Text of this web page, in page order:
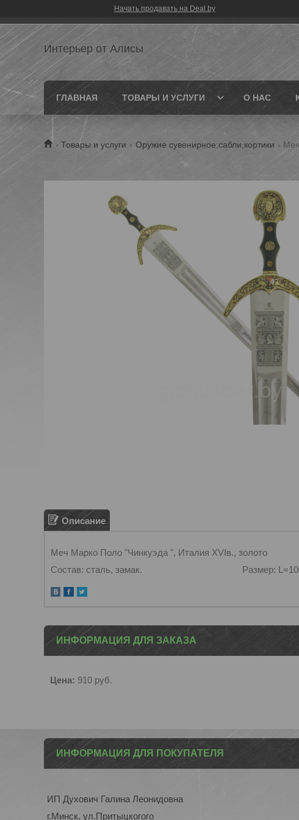
Начать продавать на Deal.by
Интерьер от Алисы
ГЛАВНАЯ ТОВАРЫ И УСЛУГИ О НАС
Товары и услуги Оружие сувенирное:сабли,кортики
Описание
Меч Марко Поло "Чинкуэда ", Италия XVIв., золото
Состав: сталь, замак. Размер: L=100
ИНФОРМАЦИЯ ДЛЯ ЗАКАЗА
Цена: 910 руб.
ИНФОРМАЦИЯ ДЛЯ ПОКУПАТЕЛЯ
ИП Духович Галина Леонидовна
г.Минск, ул.Притыцкогого